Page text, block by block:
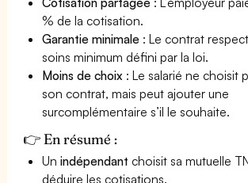
% de la cotisation.
Garantie minimale : Le contrat
soins minimum défini par la loi.
Moins de choix : Le salarié ne choisit
son contrat, mais peut ajouter une
surcomplémentaire s’il le souhaite.
👉 En résumé :
Unindépendant choisit sa mutuelle
déduire les cotisations.